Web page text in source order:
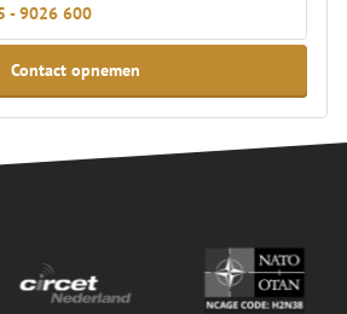
- 9026 600
Contact opnemen